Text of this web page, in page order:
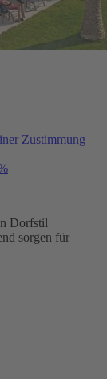
Zustimmung
Dorfstil
sorgen für